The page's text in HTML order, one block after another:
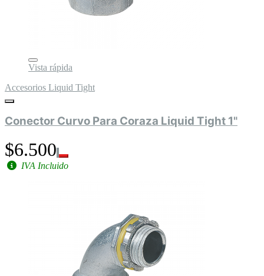
Vista rápida
Accesorios Liquid Tight
Conector Curvo Para Coraza Liquid Tight 1"
$6.500
IVA Incluido